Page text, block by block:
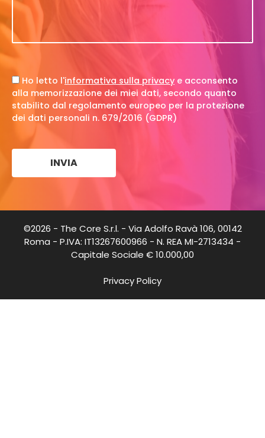
Ho letto l'informativa sulla privacy e acconsento
alla memorizzazione dei miei dati, secondo quanto
stabilito dal regolamento europeo per la protezione
dei dati personali n. 679/2016 (GDPR)
©2026 - The Core S.r.l. - Via Adolfo Ravà 106, 00142
Roma - P.IVA: IT13267600966 - N. REA MI-2713434 -
Capitale Sociale € 10.000,00
Privacy Policy